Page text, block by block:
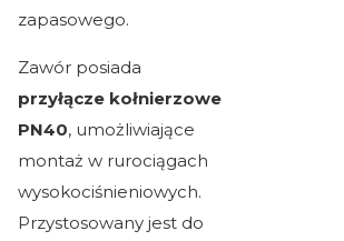
zapasowego.
Zawór posiada
przyłącze kołnierzowe
PN40, umożliwiające
montaż w rurociągach
wysokociśnieniowych.
Przystosowany jest do